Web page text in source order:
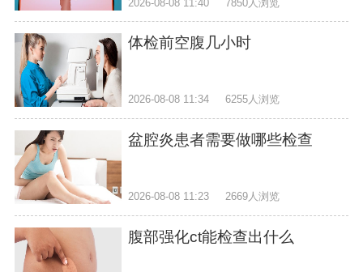
2026-08-08 11:40 7850人浏览
体检前空腹几小时
2026-08-08 11:34 6255人浏览
盆腔炎患者需要做哪些检查
2026-08-08 11:23 2669人浏览
腹部强化ct能检查出什么